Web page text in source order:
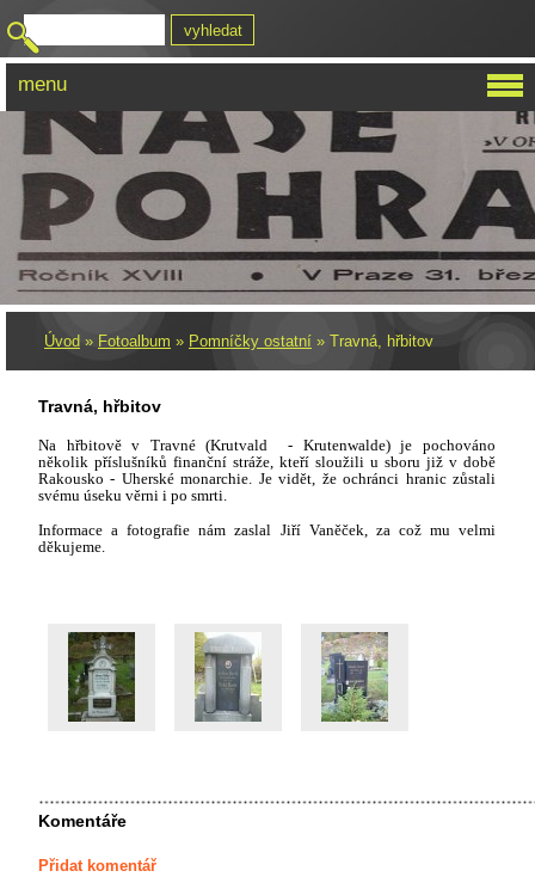
Úvod » Fotoalbum » Pomníčky ostatní » Travná, hřbitov
Travná, hřbitov
Na hřbitově v Travné (Krutvald - Krutenwalde)je pochováno
několik příslušníků finanční stráže, kteří sloužili u sboru již v době
Rakousko - Uherské monarchie. Je vidět, že ochránci hranic zůstali
svému úseku věrni i po smrti.
Informace a fotografie nám zaslal Jiří Vaněček, za což mu velmi
děkujeme.
Komentáře
Přidat komentář
menu